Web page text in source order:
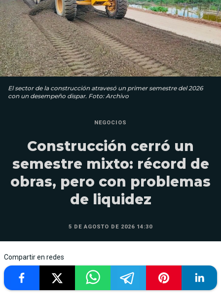
El sector de la construcción atravesó un primer semestre del 2026
con un desempeño dispar. Foto: Archivo
NEGOCIOS
Construcción cerró un
semestre mixto: récord de
obras, pero con problemas
de liquidez
5 DE AGOSTO DE 2026 14:30
Compartir en redes